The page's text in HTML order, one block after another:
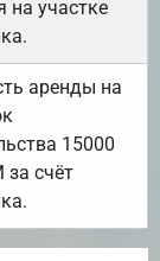
на участке
аренды на
15000
за счёт